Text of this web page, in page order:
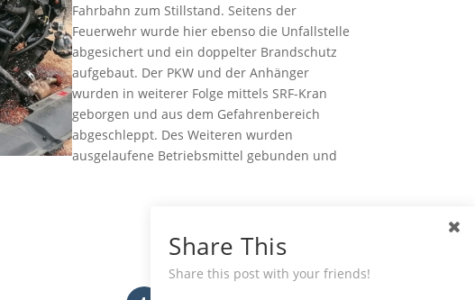
Fahrbahn zum Stillstand. Seitens der
Feuerwehr wurde hier ebenso die Unfallstelle
abgesichert und ein doppelter Brandschutz
aufgebaut. Der PKW und der Anhänger
wurden in weiterer Folge mittels SRF-Kran
geborgen und aus dem Gefahrenbereich
abgeschleppt. Des Weiteren wurden
ausgelaufene Betriebsmittel gebunden und
Share This
Share this post with your friends!